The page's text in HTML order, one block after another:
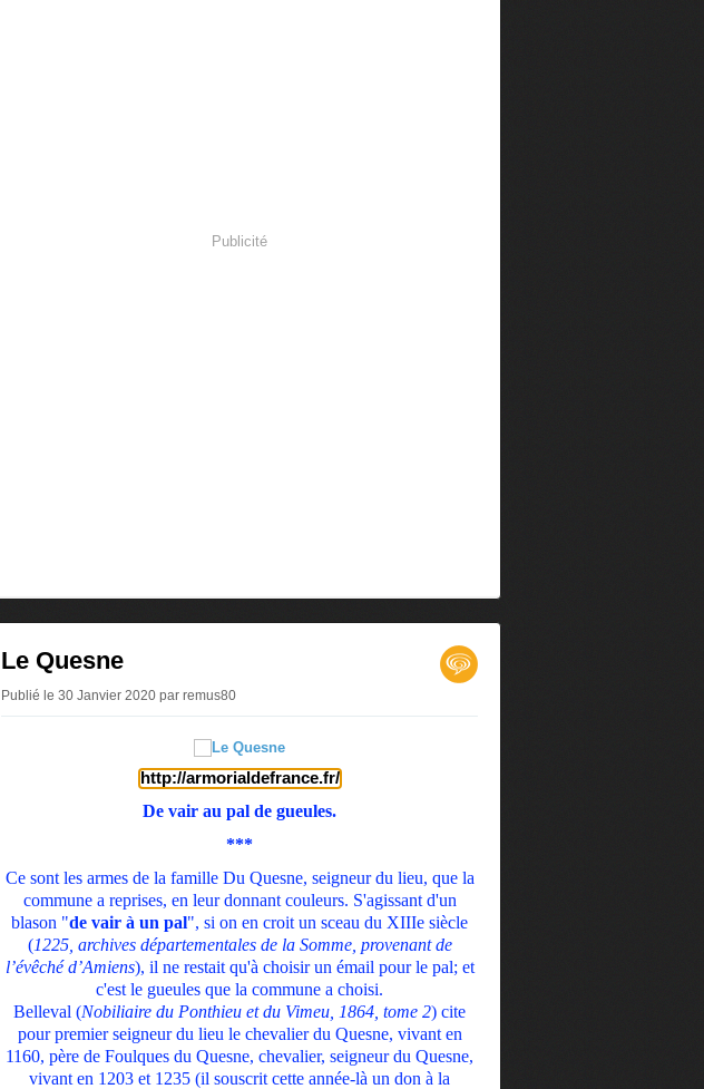
Publicité
Le Quesne
Publié le 30 Janvier 2020 par remus80
http://armorialdefrance.fr/
De vair au pal de gueules.
***
Ce sont les armes de la famille Du Quesne, seigneur du lieu, que la
commune a reprises, en leur donnant couleurs. S'agissant d'un
blason "de vair à un pal", si on en croit un sceau du XIIIe siècle
(1225, archives départementales de la Somme, provenant de
l’évêché d’Amiens), il ne restait qu'à choisir un émail pour le pal; et
c'est le gueules que la commune a choisi.
Belleval (Nobiliaire du Ponthieu et du Vimeu, 1864, tome 2) cite
pour premier seigneur du lieu le chevalier du Quesne, vivant en
1160, père de Foulques du Quesne, chevalier, seigneur du Quesne,
vivant en 1203 et 1235 (il souscrit cette année-là un don à la